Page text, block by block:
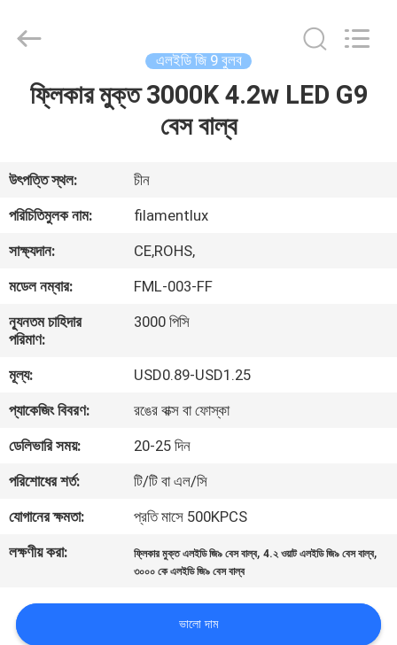
বাড়ি
আমাদের
সম্পর্কে
কারখানা
ভ্রমণ
মান
নিয়ন্ত্রণ
যোগাযোগ
করুন
উদ্ধৃতির
আবেদন
Technology
Reserved.
এলইডি জি 9 বুলব
ফ্লিকার মুক্ত 3000K 4.2w LED G9
বেস বাল্ব
উৎপত্তি স্থল:
চীন
পরিচিতিমুলক নাম:
filamentlux
সাক্ষ্যদান:
CE,ROHS,
মডেল নম্বার:
FML-003-FF
ন্যূনতম চাহিদার
পরিমাণ:
3000 পিসি
মূল্য:
USD0.89-USD1.25
প্যাকেজিং বিবরণ:
রঙের বাক্স বা ফোস্কা
ডেলিভারি সময়:
20-25 দিন
পরিশোধের শর্ত:
টি/টি বা এল/সি
যোগানের ক্ষমতা:
প্রতি মাসে 500KPCS
লক্ষণীয় করা:
ফ্লিকার মুক্ত এলইডি জি৯ বেস বাল্ব,4.২ ওয়াট এলইডি জি৯ বেস বাল্ব,
৩০০০ কে এলইডি জি৯ বেস বাল্ব
ভালো দাম